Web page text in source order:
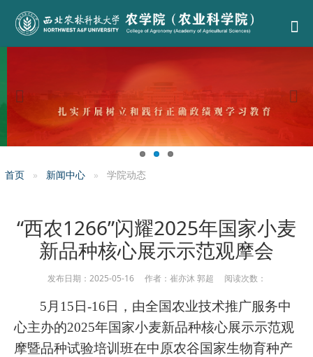
首页 新闻中心 学院动态
“西农1266”闪耀2025年国家小麦
新品种核心展示示范观摩会
发布日期：2025-05-16 作者：崔亦沐 郭超 阅读次数：
5月15日-16日，由全国农业技术推广服务中
心主办的2025年国家小麦新品种核心展示示范观
摩暨品种试验培训班在中原农谷国家生物育种产